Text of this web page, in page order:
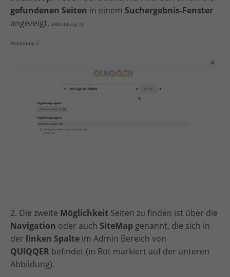
gefundenen Seiten in einem Suchergebnis-Fenster
angezeigt. (Abbildung 2)
Abbildung 2.
2. Die zweite Möglichkeit Seiten zu finden ist über die
Navigation oder auch SiteMap genannt, die sich in
der linken Spalte im Admin Bereich von
QUIQQER befindet (in Rot markiert auf der unteren
Abbildung).